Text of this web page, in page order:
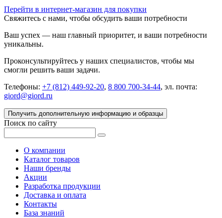
Перейти в интернет-магазин для покупки
Свяжитесь с нами, чтобы обсудить ваши потребности
Ваш успех — наш главный приоритет, и ваши потребности
уникальны.
Проконсультируйтесь у наших специалистов, чтобы мы
смогли решить ваши задачи.
Телефоны: +7 (812) 449-92-20, 8 800 700-34-44, эл. почта:
giord@giord.ru
Получить дополнительную информацию и образцы
Поиск по сайту
О компании
Каталог товаров
Наши бренды
Акции
Разработка продукции
Доставка и оплата
Контакты
База знаний